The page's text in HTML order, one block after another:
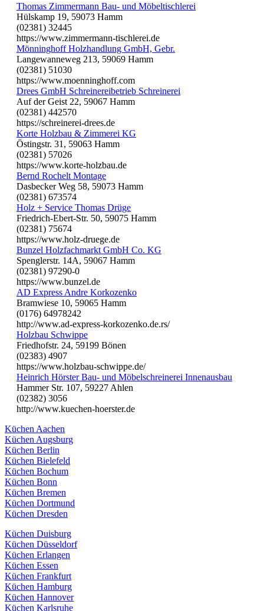
Thomas Zimmermann Bau- und Möbeltischlerei
Hülskamp 19, 59073 Hamm
(02381) 32445
https://www.zimmermann-tischlerei.de
Mönninghoff Holzhandlung GmbH, Gebr.
Langewanneweg 213, 59069 Hamm
(02381) 51030
https://www.moenninghoff.com
Drees GmbH Schreinereibetrieb Schreinerei
Auf der Geist 22, 59067 Hamm
(02381) 442570
https://schreinerei-drees.de
Korte Holzbau & Zimmerei KG
Östingstr. 31, 59063 Hamm
(02381) 57026
https://www.korte-holzbau.de
Bernd Rochelt Montage
Dasbecker Weg 58, 59073 Hamm
(02381) 673574
Holz + Service Thomas Drüge
Friedrich-Ebert-Str. 50, 59075 Hamm
(02381) 75674
https://www.holz-druege.de
Bunzel Holzfachmarkt GmbH Co. KG
Spenglerstr. 14A, 59067 Hamm
(02381) 97290-0
https://www.bunzel.de
AD Express Andre Korkozenko
Bramwiese 10, 59065 Hamm
(0176) 64978242
http://www.ad-express-korkozenko.de.rs/
Holzbau Schwippe
Friedhofstr. 24, 59199 Bönen
(02383) 4907
https://www.holzbau-schwippe.de/
Heinrich Hörster Bau- und Möbelschreinerei Innenausbau
Hammer Str. 107, 59227 Ahlen
(02382) 3056
http://www.kuechen-hoerster.de
Küchen Aachen
Küchen Augsburg
Küchen Berlin
Küchen Bielefeld
Küchen Bochum
Küchen Bonn
Küchen Bremen
Küchen Dortmund
Küchen Dresden
Küchen Duisburg
Küchen Düsseldorf
Küchen Erlangen
Küchen Essen
Küchen Frankfurt
Küchen Hamburg
Küchen Hannover
Küchen Karlsruhe